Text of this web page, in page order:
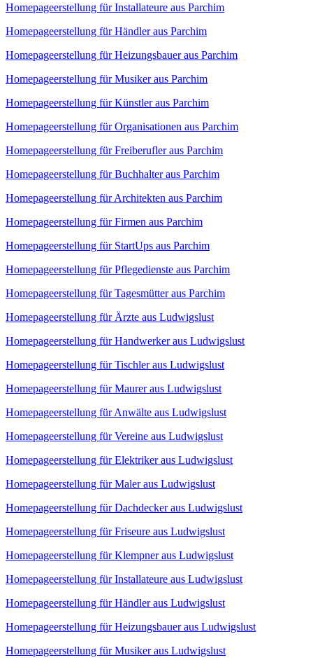
Homepageerstellung für Installateure aus Parchim
Homepageerstellung für Händler aus Parchim
Homepageerstellung für Heizungsbauer aus Parchim
Homepageerstellung für Musiker aus Parchim
Homepageerstellung für Künstler aus Parchim
Homepageerstellung für Organisationen aus Parchim
Homepageerstellung für Freiberufler aus Parchim
Homepageerstellung für Buchhalter aus Parchim
Homepageerstellung für Architekten aus Parchim
Homepageerstellung für Firmen aus Parchim
Homepageerstellung für StartUps aus Parchim
Homepageerstellung für Pflegedienste aus Parchim
Homepageerstellung für Tagesmütter aus Parchim
Homepageerstellung für Ärzte aus Ludwigslust
Homepageerstellung für Handwerker aus Ludwigslust
Homepageerstellung für Tischler aus Ludwigslust
Homepageerstellung für Maurer aus Ludwigslust
Homepageerstellung für Anwälte aus Ludwigslust
Homepageerstellung für Vereine aus Ludwigslust
Homepageerstellung für Elektriker aus Ludwigslust
Homepageerstellung für Maler aus Ludwigslust
Homepageerstellung für Dachdecker aus Ludwigslust
Homepageerstellung für Friseure aus Ludwigslust
Homepageerstellung für Klempner aus Ludwigslust
Homepageerstellung für Installateure aus Ludwigslust
Homepageerstellung für Händler aus Ludwigslust
Homepageerstellung für Heizungsbauer aus Ludwigslust
Homepageerstellung für Musiker aus Ludwigslust